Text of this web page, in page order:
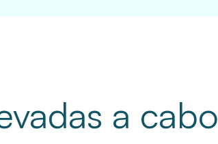
a cabo